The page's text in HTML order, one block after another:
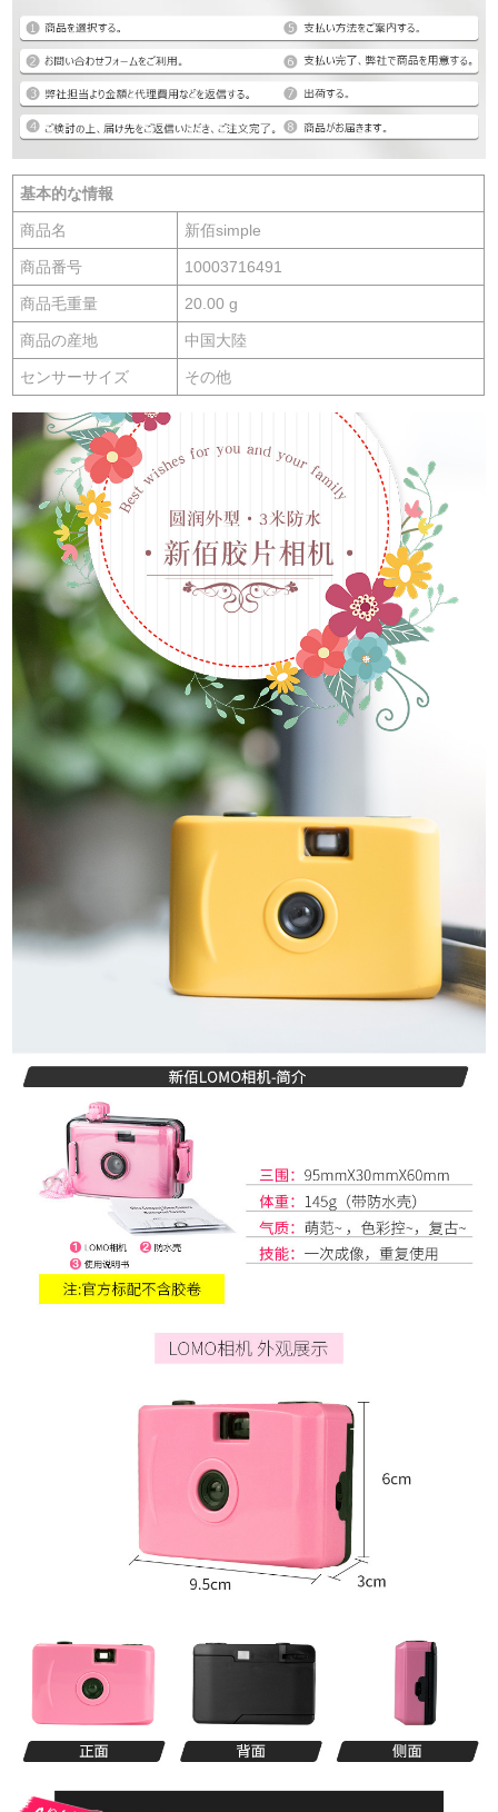
基本的な情報
商品名 新佰simple
商品番号 10003716491
商品毛重量 20.00 g
商品の産地 中国大陸
センサーサイズ その他